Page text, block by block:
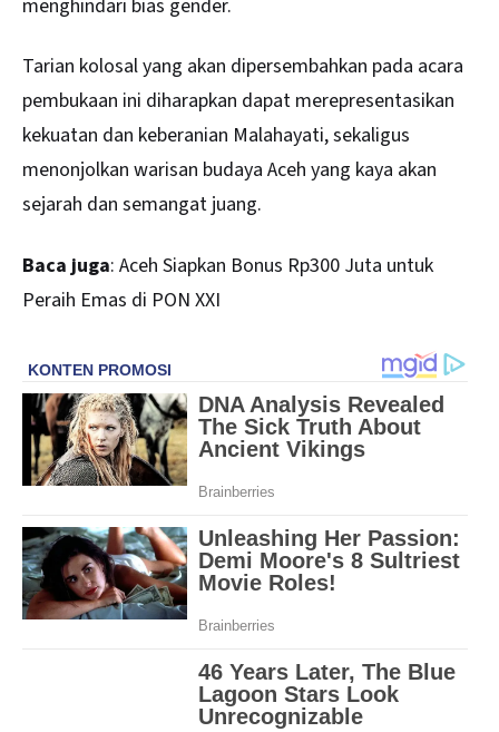
menghindari bias gender.
Tarian kolosal yang akan dipersembahkan pada acara
pembukaan ini diharapkan dapat merepresentasikan
kekuatan dan keberanian Malahayati, sekaligus
menonjolkan warisan budaya Aceh yang kaya akan
sejarah dan semangat juang.
Baca juga: Aceh Siapkan Bonus Rp300 Juta untuk
Peraih Emas di PON XXI